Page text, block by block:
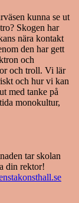
kunna se ut
Skogen har
nära kontakt
den har gett
och
och troll. Vi lär
och hur vi kan
med tanke på
monokultur,
tar skolan
din rektor!